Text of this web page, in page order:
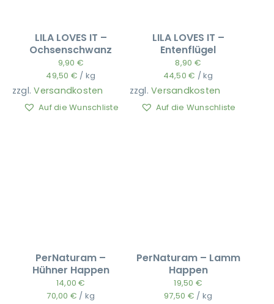
LILA LOVES IT –
Ochsenschwanz
9,90 €
49,50 € / kg
zzgl.Versandkosten
Auf die Wunschliste
LILA LOVES IT –
Entenflügel
8,90 €
44,50€ /kg
zzgl.Versandkosten
Auf die Wunschliste
PerNaturam –
Hühner Happen
14,00€
70,00 € / kg
PerNaturam – Lamm
Happen
19,50 €
97,50 € / kg